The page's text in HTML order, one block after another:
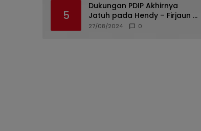
Oknum Polisi
5
Dukungan PDIP Akhirnya
Jatuh pada Hendy – Firjaun di
Pilkada Jember 2024
27/08/2024 0